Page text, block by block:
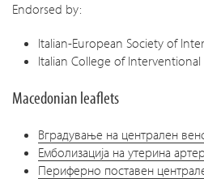
Endorsed by:
Italian-European Society of
Italian College of Interventional
Macedonian leaflets
Вградување на централен
Емболизација на утерина
Периферно поставен